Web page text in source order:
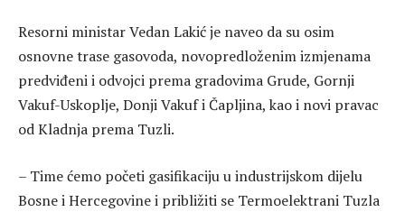
Resorni ministar Vedan Lakić je naveo da su osim
osnovne trase gasovoda, novopredloženim izmjenama
predviđeni i odvojci prema gradovima Grude, Gornji
Vakuf-Uskoplje, Donji Vakuf i Čapljina, kao i novi pravac
od Kladnja prema Tuzli.
– Time ćemo početi gasifikaciju u industrijskom dijelu
Bosne i Hercegovine i približiti se Termoelektrani Tuzla